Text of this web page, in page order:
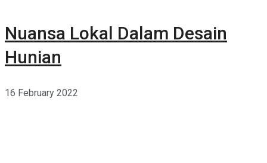
Nuansa Lokal Dalam Desain
Hunian
16 February 2022